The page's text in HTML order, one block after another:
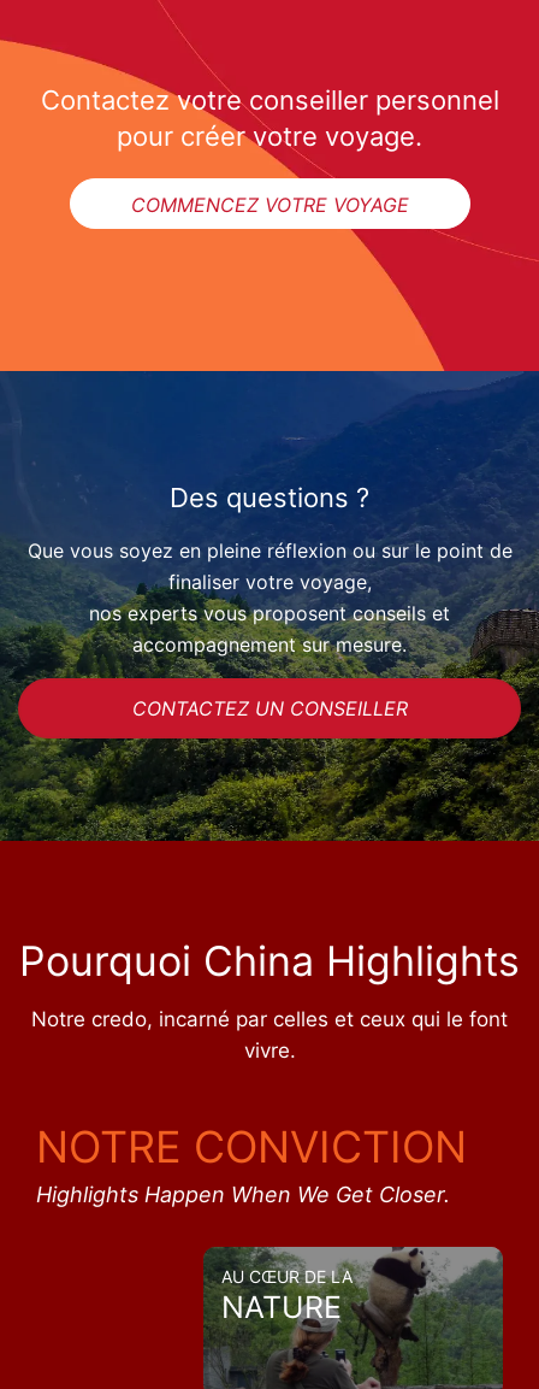
Contactez votre conseiller personnel
pour créer votre voyage.
COMMENCEZ VOTRE VOYAGE
Des questions ?
Que vous soyez en pleine réflexion ou sur le point de
finaliser votre voyage,
nos experts vous proposent conseils et
accompagnement sur mesure.
CONTACTEZ UN CONSEILLER
Pourquoi China Highlights
Notre credo, incarné par celles et ceux qui le font
vivre.
NOTRE CONVICTION
Highlights Happen When We Get Closer.
AU CŒUR DE LA
NATURE